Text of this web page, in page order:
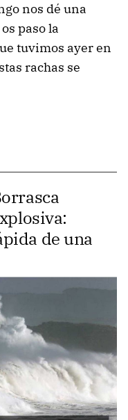
nos dé una
paso la
tuvimos ayer en
rachas se
de una